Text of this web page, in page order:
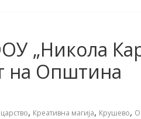
„Никола
на Општина
, Креативна магија, Крушево,